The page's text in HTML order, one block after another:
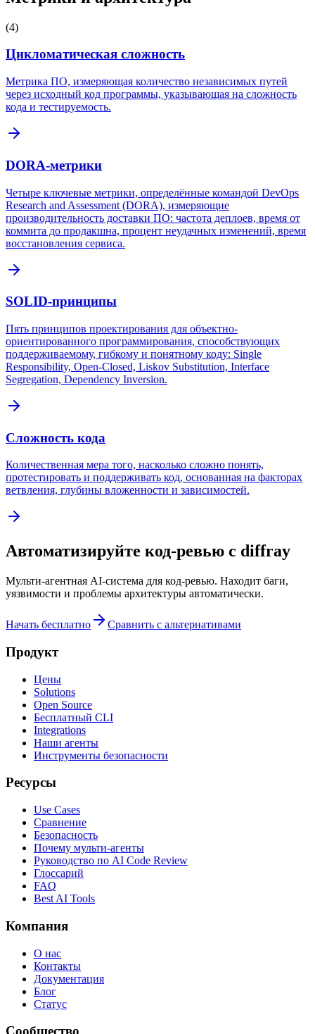
(4)
Цикломатическая сложность
Метрика ПО, измеряющая количество независимых путей
через исходный код программы, указывающая на сложность
кода и тестируемость.
DORA-метрики
Четыре ключевые метрики, определённые командой DevOps
Research and Assessment (DORA), измеряющие
производительность доставки ПО: частота деплоев, время от
коммита до продакшна, процент неудачных изменений, время
восстановления сервиса.
SOLID-принципы
Пять принципов проектирования для объектно-
ориентированного программирования, способствующих
поддерживаемому, гибкому и понятному коду: Single
Responsibility, Open-Closed, Liskov Substitution, Interface
Segregation, Dependency Inversion.
Сложность кода
Количественная мера того, насколько сложно понять,
протестировать и поддерживать код, основанная на факторах
ветвления, глубины вложенности и зависимостей.
Автоматизируйте код-ревью с diffray
Мульти-агентная AI-система для код-ревью. Находит баги,
уязвимости и проблемы архитектуры автоматически.
Начать бесплатно Сравнить с альтернативами
Продукт
Цены
Solutions
Open Source
Бесплатный CLI
Integrations
Наши агенты
Инструменты безопасности
Ресурсы
Use Cases
Сравнение
Безопасность
Почему мульти-агенты
Руководство по AI Code Review
Глоссарий
FAQ
Best AI Tools
Компания
О нас
Контакты
Документация
Блог
Статус
Сообщество